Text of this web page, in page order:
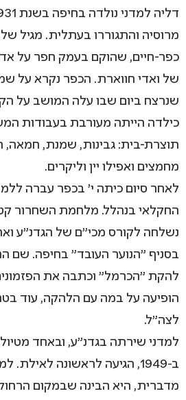
מרוסיה והתגוררו בעתלית. מגיל
כפר-חיים, שהוקם בעמק חפר על
של ואדי חווארת. הכפר נקרא על
שנרצח ביום שבו עלה המושב על
כילדה הייתה מעורבת בעבודות
תוצרת-בית: גבינות, שמנת, חמאה,
מחמצים ואפילו יין וליקרים.
לאחר סיום כיתה י' בכפר עברה
החקלאי בנהלל. מלחמת השחרור
נשלחה לקורס מכי"ם של הגדנ"ע
בסניף "הנוער העובד" בחיפה. שם
להקת "הכרמל" וכתבה את
הופיעה על במה עם הלהקה, עוד
לצה"ל.
למדני שירתה בגדנ"ע, ובאחד
ב-1949, הגיעה לראשונה
מדברית, היא הבינה שבמקום